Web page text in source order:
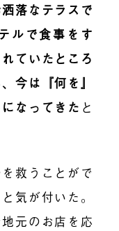
落なテラスで
ルで食事をす
ていたところ
今は『何を』
なってきた と
救うことがで
気が付いた。
元のお店を応